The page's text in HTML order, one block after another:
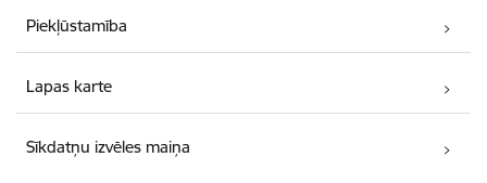
Piekļūstamība
Lapas karte
Sīkdatņu izvēles maiņa